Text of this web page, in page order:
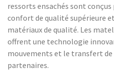
ressorts ensachés sont
confort de qualité supérieure
matériaux de qualité. Les
offrent une technologie
mouvements et le transfert
partenaires.